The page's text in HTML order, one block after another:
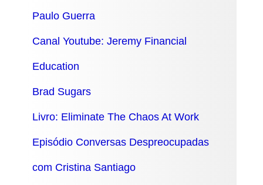
Paulo Guerra
Canal Youtube: Jeremy Financial
Education
Brad Sugars
Livro: Eliminate The Chaos At Work
Episódio Conversas Despreocupadas
com Cristina Santiago